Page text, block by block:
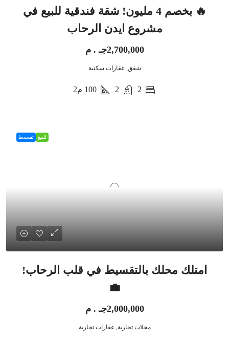
🔥 بخصم 4 مليون! شقة فندقية للبيع في
مشروع ايدن الرحاب
2,700,000جـ . م
شقق, عقارات سكنية
2
2
100 م2
للبيع تقسيط
امتلك محلك بالتقسيط في قلب الرحاب!
💼
2,000,000جـ . م
محلات تجارية, عقارات تجارية